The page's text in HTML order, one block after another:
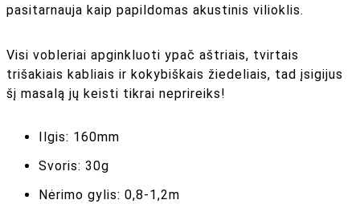
pasitarnauja kaip papildomas akustinis vilioklis.
Visi vobleriai apginkluoti ypač aštriais, tvirtais
trišakiais kabliais ir kokybiškais žiedeliais, tad įsigijus
šį masalą jų keisti tikrai neprireiks!
Ilgis: 160mm
Svoris: 30g
Nėrimo gylis: 0,8-1,2m